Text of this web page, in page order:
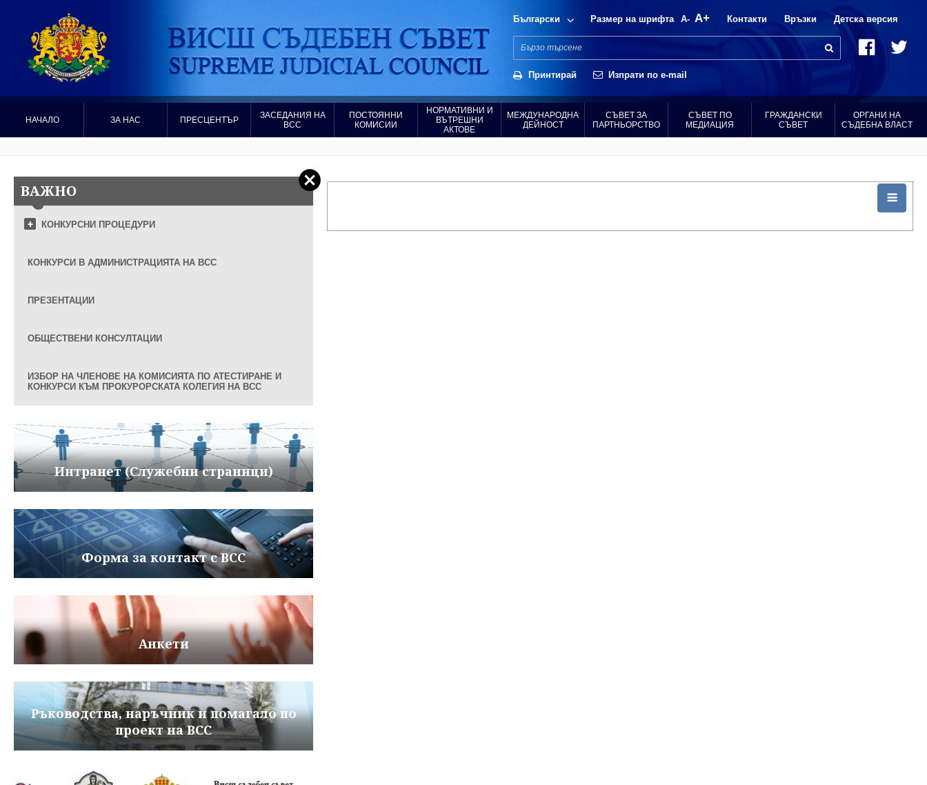
Български Размер на шрифта A- A+ Контакти Връзки Детска версия
Принтирай Изпрати по e-mail
НАЧАЛО ЗА НАС ПРЕСЦЕНТЪР
ЗАСЕДАНИЯ НА
ВСС
ПОСТОЯННИ
КОМИСИИ
НОРМАТИВНИ И
ВЪТРЕШНИ
АКТОВЕ
МЕЖДУНАРОДНА
ДЕЙНОСТ
СЪВЕТ ЗА
ПАРТНЬОРСТВО
СЪВЕТ ПО
МЕДИАЦИЯ
ГРАЖДАНСКИ
СЪВЕТ
ОРГАНИ НА
СЪДЕБНА ВЛАСТ
ВАЖНО
КОНКУРСНИ ПРОЦЕДУРИ
КОНКУРСИ В АДМИНИСТРАЦИЯТА НА ВСС
ПРЕЗЕНТАЦИИ
ОБЩЕСТВЕНИ КОНСУЛТАЦИИ
ИЗБОР НА ЧЛЕНОВЕ НА КОМИСИЯТА ПО АТЕСТИРАНЕ И
КОНКУРСИ КЪМ ПРОКУРОРСКАТА КОЛЕГИЯ НА ВСС
Интранет (Служебни страници)
Форма за контакт с ВСС
Анкети
Ръководства, наръчник и помагало по
проект на ВСС